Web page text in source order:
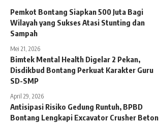
Pemkot Bontang Siapkan 500 Juta Bagi
Wilayah yang Sukses Atasi Stunting dan
Sampah
Mei 21, 2026
Bimtek Mental Health Digelar 2 Pekan,
Disdikbud Bontang Perkuat Karakter Guru
SD-SMP
April 29, 2026
Antisipasi Risiko Gedung Runtuh, BPBD
Bontang Lengkapi Excavator Crusher Beton